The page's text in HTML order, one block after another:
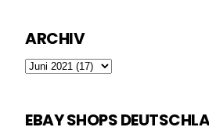
ARCHIV
EBAY SHOPS